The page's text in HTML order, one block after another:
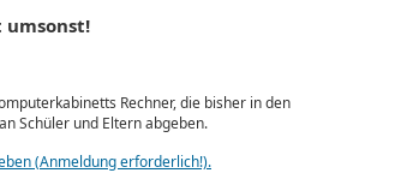
umsonst!
Rechner, die bisher in den
Schüler und Eltern abgeben.
(Anmeldung erforderlich!).